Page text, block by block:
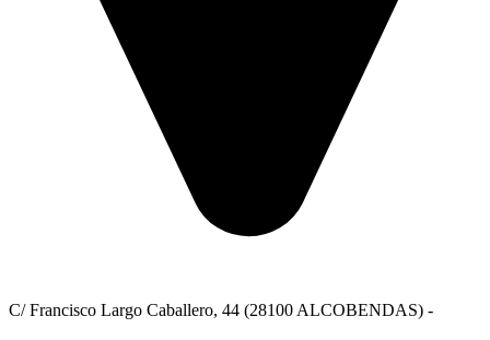
C/ Francisco Largo Caballero, 44 (28100 ALCOBENDAS) -